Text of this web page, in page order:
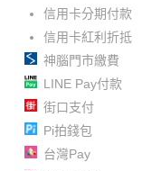
信用卡分期付款
信用卡紅利折抵
神腦門市繳費
LINE Pay付款
街口支付
Pi拍錢包
台灣Pay